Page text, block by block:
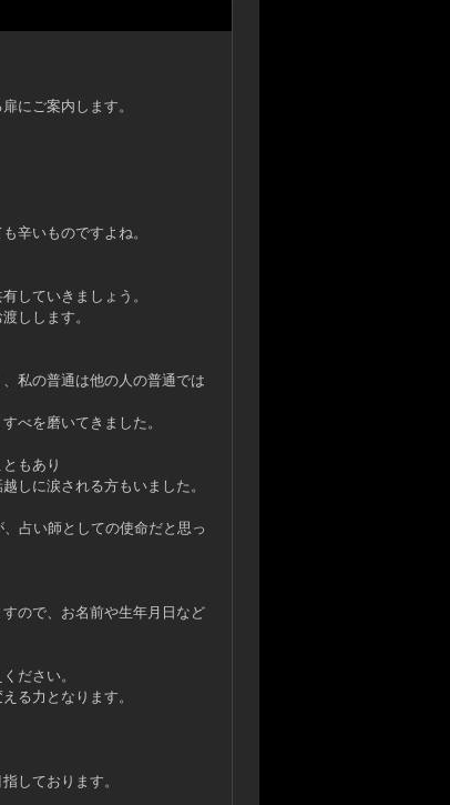
にご案内します。
辛いものですよね。
していきましょう。
しします。
私の普通は他の人の普通では
べを磨いてきました。
もあり
しに涙される方もいました。
占い師としての使命だと思っ
ので、お名前や生年月日など
ださい。
る力となります。
しております。